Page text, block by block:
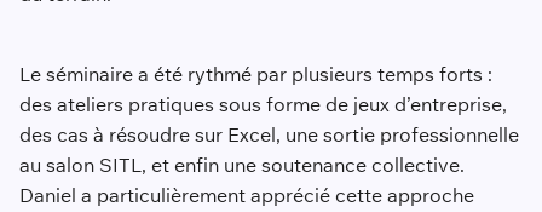
Le séminaire a été rythmé par plusieurs temps forts :
des ateliers pratiques sous forme de jeux d’entreprise,
des cas à résoudre sur Excel, une sortie professionnelle
au salon SITL, et enfin une soutenance collective.
Daniel a particulièrement apprécié cette approche